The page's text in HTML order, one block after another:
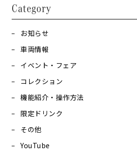
Category
お知らせ
車両情報
イベント・フェア
コレクション
機能紹介・操作方法
限定ドリンク
その他
YouTube